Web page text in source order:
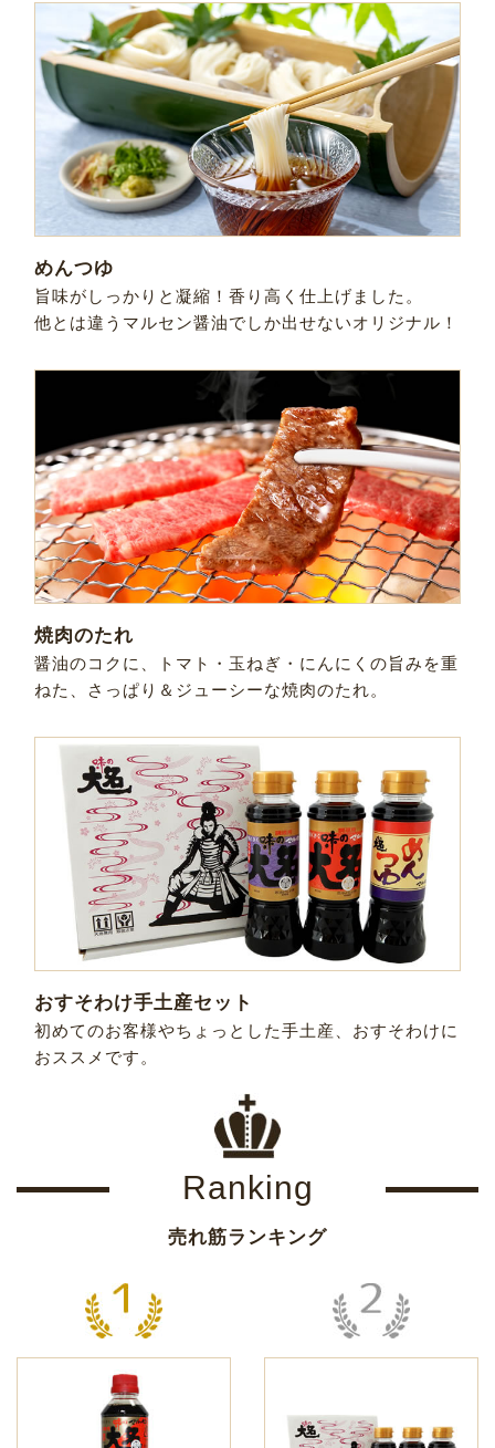
めんつゆ
旨味がしっかりと凝縮！香り高く仕上げました。
他とは違うマルセン醤油でしか出せないオリジナル！
焼肉のたれ
醤油のコクに、トマト・玉ねぎ・にんにくの旨みを重
ねた、さっぱり＆ジューシーな焼肉のたれ。
おすそわけ手土産セット
初めてのお客様やちょっとした手土産、おすそわけに
おススメです。
Ranking
売れ筋ランキング